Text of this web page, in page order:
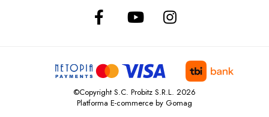
©Copyright S.C. Probitz S.R.L. 2026
Platforma E-commerce by Gomag